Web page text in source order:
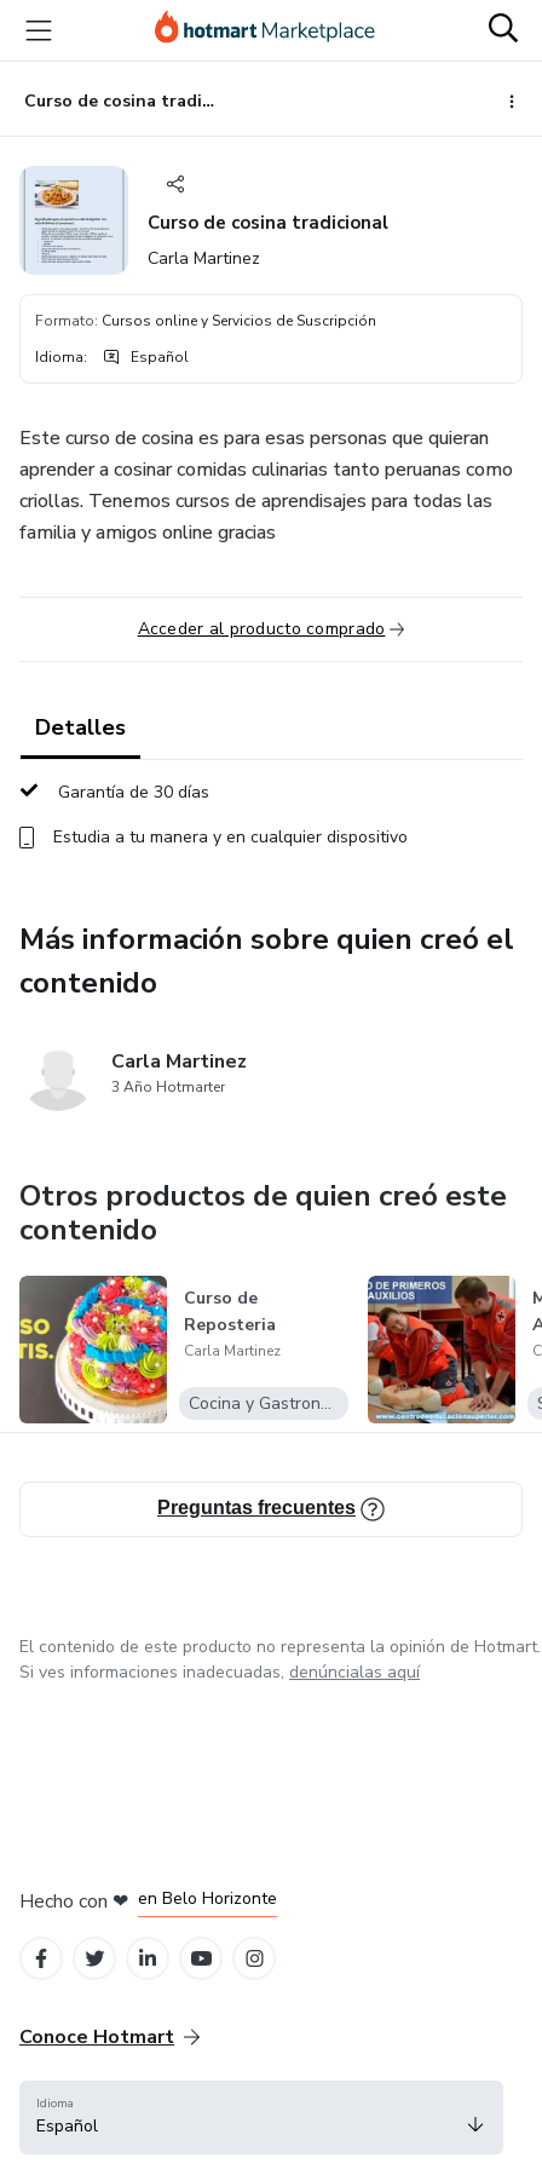
principal
página
de
página
Curso de cosina tradicional
Curso de cosina tradicional
Carla Martinez
Formato: Cursos online y Servicios de Suscripción
Idioma: Español
Este curso de cosina es para esas personas que quieran
aprender a cosinar comidas culinarias tanto peruanas como
criollas. Tenemos cursos de aprendisajes para todas las
familia y amigos online gracias
Acceder al producto comprado
Detalles
Garantía de 30 días
Estudia a tu manera y en cualquier dispositivo
Más información sobre quien creó el
contenido
Carla Martinez
3 Año Hotmarter
Otros productos de quien creó este
contenido
Curso de
Reposteria
Carla Martinez
Cocina y Gastronomía
Preguntas frecuentes
El contenido de este producto no representa la opinión de Hotmart.
Si ves informaciones inadecuadas, denúncialas aquí
Hecho con ❤ en Belo Horizonte
Conoce Hotmart
Idioma
Español